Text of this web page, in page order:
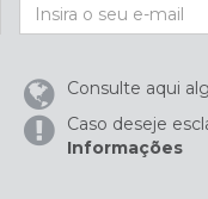
Consulte aqui
Caso deseje
Informações